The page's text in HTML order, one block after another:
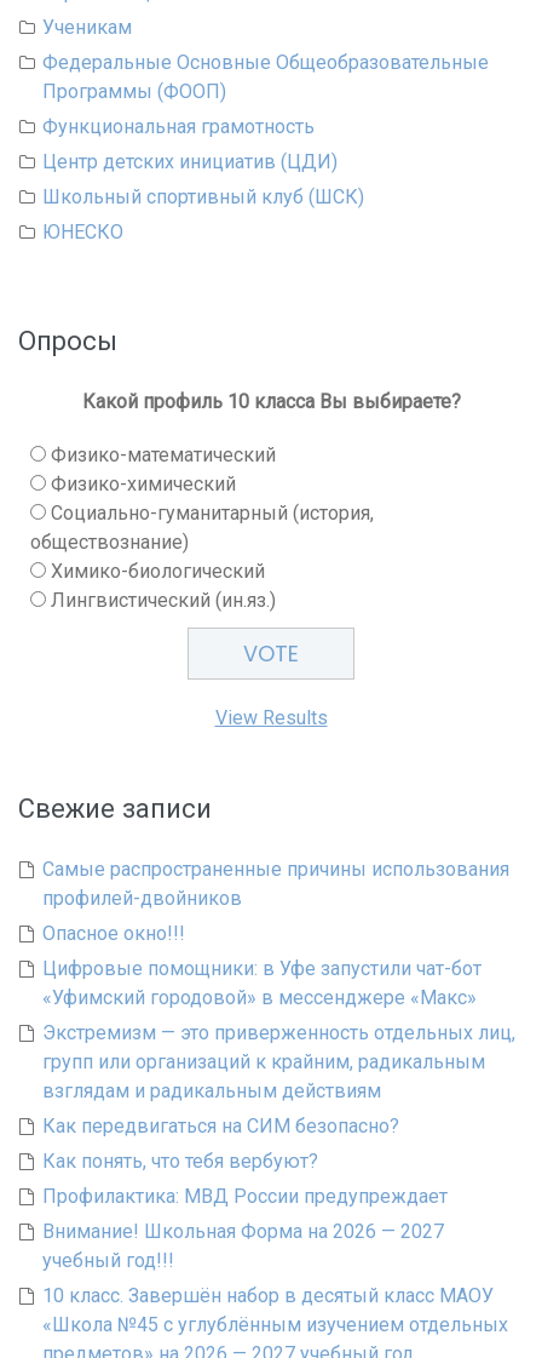
Ученикам
Федеральные Основные Общеобразовательные
Программы (ФООП)
Функциональная грамотность
Центр детских инициатив (ЦДИ)
Школьный спортивный клуб (ШСК)
ЮНЕСКО
Опросы
Какой профиль 10 класса Вы выбираете?
Физико-математический
Физико-химический
Социально-гуманитарный (история,
обществознание)
Химико-биологический
Лингвистический (ин.яз.)
View Results
Свежие записи
Самые распространенные причины использования
профилей-двойников
Опасное окно!!!
Цифровые помощники: в Уфе запустили чат-бот
«Уфимский городовой» в мессенджере «Макс»
Экстремизм — это приверженность отдельных лиц,
групп или организаций к крайним, радикальным
взглядам и радикальным действиям
Как передвигаться на СИМ безопасно?
Как понять, что тебя вербуют?
Профилактика: МВД России предупреждает
Внимание! Школьная Форма на 2026 — 2027
учебный год!!!
10 класс. Завершён набор в десятый класс МАОУ
«Школа №45 с углублённым изучением отдельных
предметов» на 2026 — 2027 учебный год